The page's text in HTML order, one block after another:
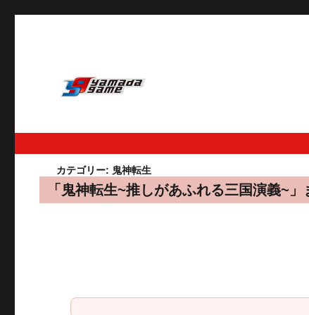
カテゴリー: 鬼神転生
「鬼神転生~推しがあふれる三国演義~